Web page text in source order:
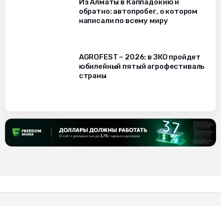
Из Алматы в Каппадокию и
обратно: автопробег, о котором
написали по всему миру
AGROFEST – 2026: в ЗКО пройдет
юбилейный пятый агрофестиваль
страны